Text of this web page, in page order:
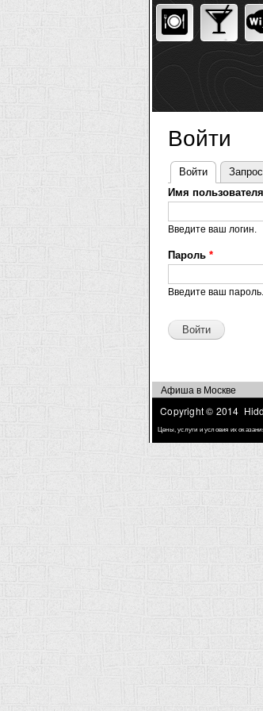
Войти
Главные
вкладки
Войти (активная
Имя пользователя
Введите ваш логин.
Пароль *
Введите ваш пароль.
Афиша в Москве
Copyright © 2014
Цены, услуги и условия их